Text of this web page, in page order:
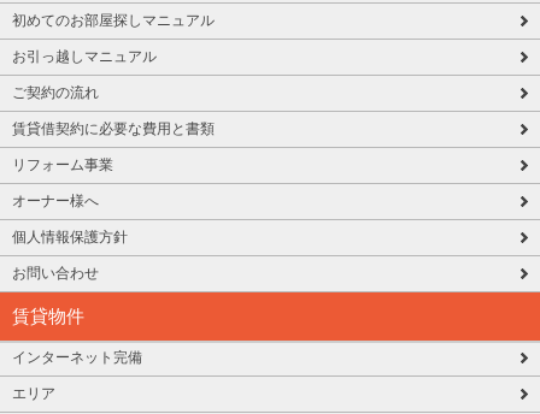
初めてのお部屋探しマニュアル
お引っ越しマニュアル
ご契約の流れ
賃貸借契約に必要な費用と書類
リフォーム事業
オーナー様へ
個人情報保護方針
お問い合わせ
賃貸物件
インターネット完備
エリア